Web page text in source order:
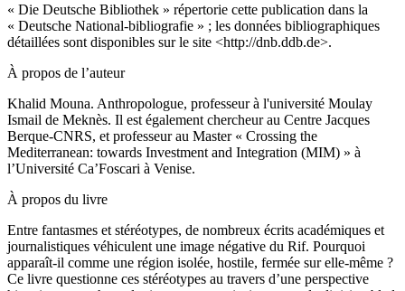
« Die Deutsche Bibliothek » répertorie cette publication dans la
« Deutsche National-bibliografie » ; les données bibliographiques
détaillées sont disponibles sur le site <http://dnb.ddb.de>.
À propos de l’auteur
Khalid Mouna. Anthropologue, professeur à l'université Moulay
Ismail de Meknès. Il est également chercheur au Centre Jacques
Berque-CNRS, et professeur au Master « Crossing the
Mediterranean: towards Investment and Integration (MIM) » à
l’Université Ca’Foscari à Venise.
À propos du livre
Entre fantasmes et stéréotypes, de nombreux écrits académiques et
journalistiques véhiculent une image négative du Rif. Pourquoi
apparaît-il comme une région isolée, hostile, fermée sur elle-même ?
Ce livre questionne ces stéréotypes au travers d’une perspective